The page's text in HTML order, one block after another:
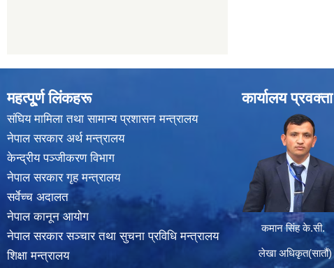
महत्पू्र्ण लिंकहरू
संघिय मामिला तथा सामान्य प्रशासन मन्त्रालय
नेपाल सरकार अर्थ मन्त्रालय
केन्द्रीय पञ्जीकरण विभाग
नेपाल सरकार गृह मन्त्रालय
सर्वेच्च अदालत
नेपाल कानून आयोग
नेपाल सरकार सञ्चार तथा सुचना प्रविधि मन्त्रालय
शिक्षा मन्त्रालय
कार्यालय प्रवक्ता
कमान सिंह के.सी.
लेखा अधिकृत(सातौं)